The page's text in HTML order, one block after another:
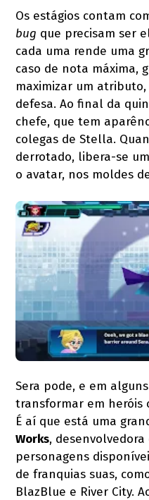
Os estágios contam
bug que precisam ser
cada uma rende uma
caso de nota máxima,
maximizar um
defesa. Ao final da
chefe, que tem
colegas de Stella.
derrotado, libera-se
o avatar, nos moldes
Sera pode, e em
transformar em heróis
É aí que está uma
Works, desenvolvedora
personagens
de franquias suas,
BlazBlue e River City.